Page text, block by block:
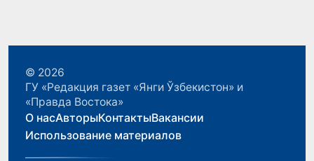
© 2026
ГУ «Редакция газет «Янги Ўзбекистон» и
«Правда Востока»
О насАвторыКонтактыВакансии
Использование материалов